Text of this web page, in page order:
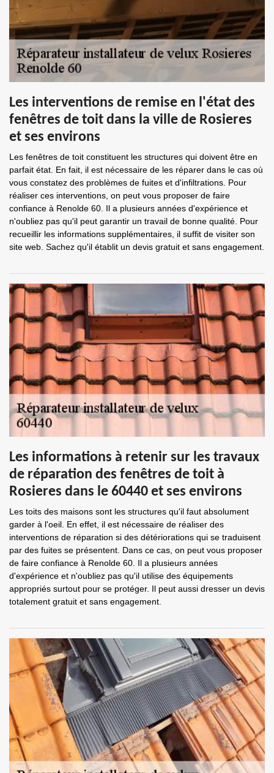
Les interventions de remise en l'état des
fenêtres de toit dans la ville de Rosieres
et ses environs
Les fenêtres de toit constituent les structures qui doivent être en
parfait état. En fait, il est nécessaire de les réparer dans le cas où
vous constatez des problèmes de fuites et d'infiltrations. Pour
réaliser ces interventions, on peut vous proposer de faire
confiance à Renolde 60. Il a plusieurs années d'expérience et
n'oubliez pas qu'il peut garantir un travail de bonne qualité. Pour
recueillir les informations supplémentaires, il suffit de visiter son
site web. Sachez qu'il établit un devis gratuit et sans engagement.
Les informations à retenir sur les travaux
de réparation des fenêtres de toit à
Rosieres dans le 60440 et ses environs
Les toits des maisons sont les structures qu'il faut absolument
garder à l'oeil. En effet, il est nécessaire de réaliser des
interventions de réparation si des détériorations qui se traduisent
par des fuites se présentent. Dans ce cas, on peut vous proposer
de faire confiance à Renolde 60. Il a plusieurs années
d'expérience et n'oubliez pas qu'il utilise des équipements
appropriés surtout pour se protéger. Il peut aussi dresser un devis
totalement gratuit et sans engagement.